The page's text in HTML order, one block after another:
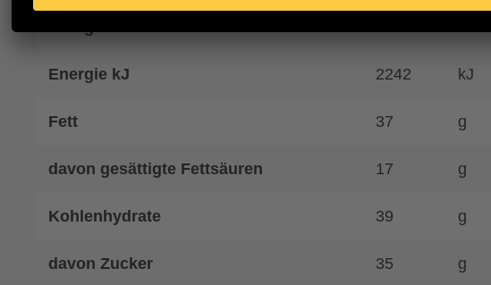
Energie kJ 2242 kJ
Fett 37 g
davon gesättigte Fettsäuren 17 g
Kohlenhydrate 39 g
davon Zucker 35 g